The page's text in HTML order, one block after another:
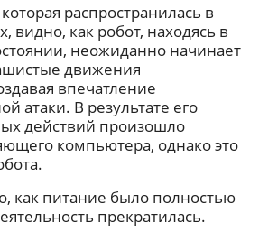
распространилась в
видно, как робот, находясь в
неожиданно начинает
движения
впечатление
атаки. В результате его
действий произошло
компьютера, однако это
как питание было полностью
прекратилась.